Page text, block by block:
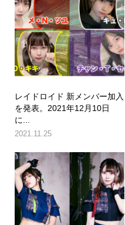
レイドロイド 新メンバー加入
を発表。2021年12月10日
に...
2021.11.25